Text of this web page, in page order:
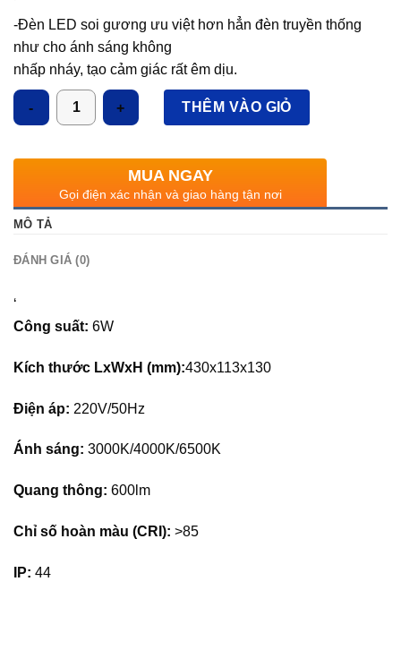
1.335.000₫.là:
-Đèn LED soi gương ưu việt hơn hẳn đèn truyền thống
như cho ánh sáng không
nhấp nháy, tạo cảm giác rất êm dịu.
– Đèn được chế tạo từ chất liệu cao cấp, nhiều mẫu mã
với phong cách hiện đại, tạo
Ứng dụng:
– Thay thế bộ đèn soi gương sử dụng nguồn sáng sợi
đốt, halogen, compact.
– Sử dụng trong phòng tắm, phòng trang điểm,…
– Ngắt nguồn điện trước khi lắp đặt.
– Không dùng hóa chất để vệ sinh sản phẩm.
– Sử dụng trong điều kiện thông thường.
Số lượng
THÊM VÀO GIỎ
MUA NGAY
Gọi điện xác nhận và giao hàng tận nơi
MÔ TẢ
ĐÁNH GIÁ (0)
‘
Công suất: 6W
Kích thước LxWxH (mm):430x113x130
Điện áp: 220V/50Hz
Ánh sáng: 3000K/4000K/6500K
Quang thông: 600lm
Chỉ số hoàn màu (CRI): >85
IP: 44